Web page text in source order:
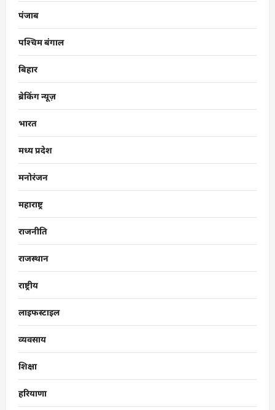
पंजाब
पश्चिम बंगाल
बिहार
ब्रेकिंग न्यूज़
भारत
मध्य प्रदेश
मनोरंजन
महाराष्ट्र
राजनीति
राजस्थान
राष्ट्रीय
लाइफस्टाइल
व्यवसाय
शिक्षा
हरियाणा